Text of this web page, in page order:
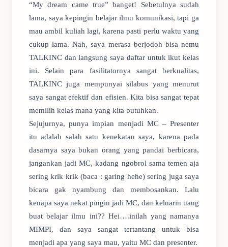
“My dream came true” banget! Sebetulnya sudah
lama, saya kepingin belajar ilmu komunikasi, tapi ga
mau ambil kuliah lagi, karena pasti perlu waktu yang
cukup lama. Nah, saya merasa berjodoh bisa nemu
TALKINC dan langsung saya daftar untuk ikut kelas
ini. Selain para fasilitatornya sangat berkualitas,
TALKINC juga mempunyai silabus yang menurut
saya sangat efektif dan efisien. Kita bisa sangat tepat
memilih kelas mana yang kita butuhkan.
Sejujurnya, punya impian menjadi MC – Presenter
itu adalah salah satu kenekatan saya, karena pada
dasarnya saya bukan orang yang pandai berbicara,
jangankan jadi MC, kadang ngobrol sama temen aja
sering krik krik (baca : garing hehe) sering juga saya
bicara gak nyambung dan membosankan. Lalu
kenapa saya nekat pingin jadi MC, dan keluarin uang
buat belajar ilmu ini?? Hei….inilah yang namanya
MIMPI, dan saya sangat tertantang untuk bisa
menjadi apa yang saya mau, yaitu MC dan presenter.